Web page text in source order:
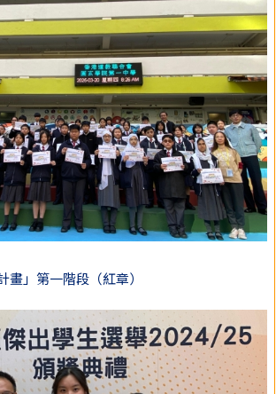
」第一階段（紅章）